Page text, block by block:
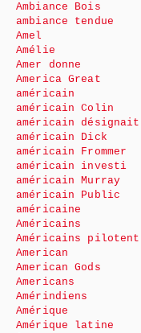
Ambiance Bois
ambiance tendue
Amel
Amélie
Amer donne
America Great
américain
américain Colin
américain désignait
américain Dick
américain Frommer
américain investi
américain Murray
américain Public
américaine
Américains
Américains pilotent
American
American Gods
Americans
Amérindiens
Amérique
Amérique latine